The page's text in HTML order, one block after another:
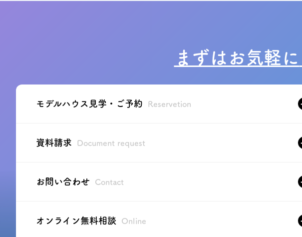
まずはお気軽に
モデルハウス見学・ご予約 Reservetion
資料請求 Document request
お問い合わせ Contact
オンライン無料相談 Online